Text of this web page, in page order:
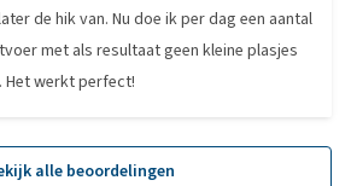
de hik van. Nu doe ik per dag een aantal
met als resultaat geen kleine plasjes
Het werkt perfect!
alle beoordelingen